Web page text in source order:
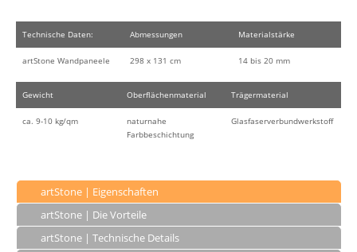
Technische Daten: Abmessungen Materialstärke
artStone Wandpaneele 298 x 131 cm 14 bis 20 mm
Gewicht Oberflächenmaterial Trägermaterial
ca. 9-10 kg/qm
naturnahe
Farbbeschichtung
Glasfaserverbundwerkstoff
artStone | Eigenschaften
artStone | Die Vorteile
artStone | Technische Details